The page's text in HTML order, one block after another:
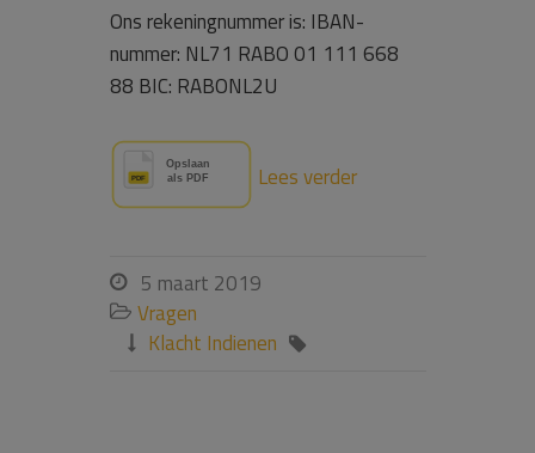
Ons rekeningnummer is: IBAN-
nummer: NL71 RABO 01 111 668
88 BIC: RABONL2U
Lees verder
 5 maart 2019
 Vragen
 Klacht Indienen 